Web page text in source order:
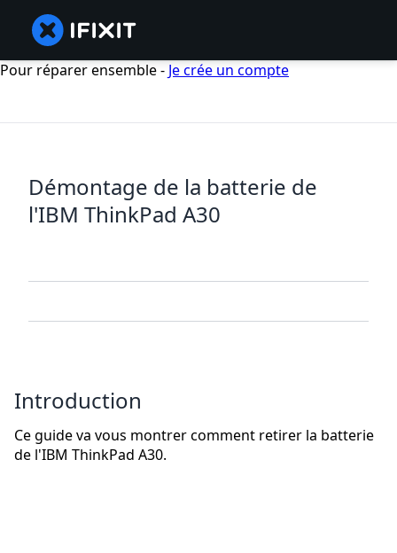
Pour réparer ensemble - Je crée un compte
Démontage de la batterie de
l'IBM ThinkPad A30
Introduction
Ce guide va vous montrer comment retirer la batterie
de l'IBM ThinkPad A30.